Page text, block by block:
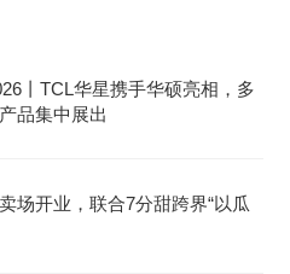
丨TCL华星携手华硕亮相，多
品集中展出
场开业，联合7分甜跨界“以瓜